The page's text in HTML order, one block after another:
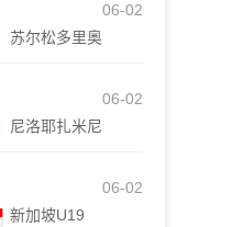
06-02
苏尔松多里奥
06-02
尼洛耶扎米尼
06-02
新加坡U19